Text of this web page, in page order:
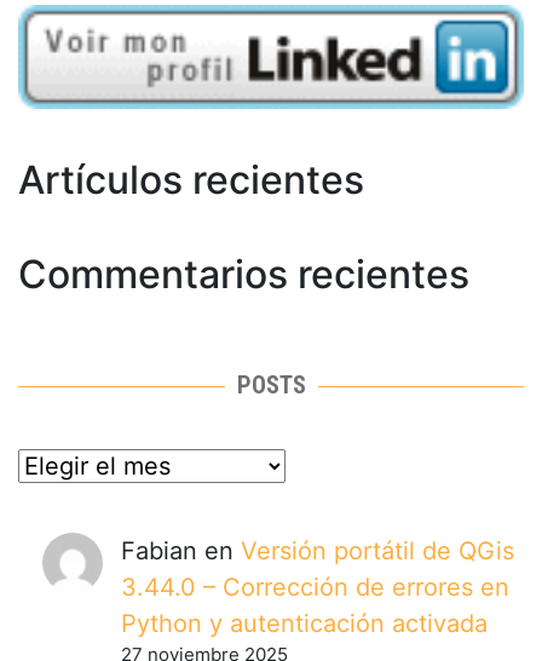
Artículos recientes
Commentarios recientes
POSTS
posts
Fabian en Versión portátil de QGis
3.44.0 – Corrección de errores en
Python y autenticación activada
27 noviembre 2025